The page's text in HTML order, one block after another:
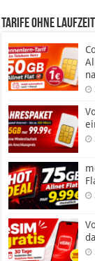
Tarife ohne Laufzeit